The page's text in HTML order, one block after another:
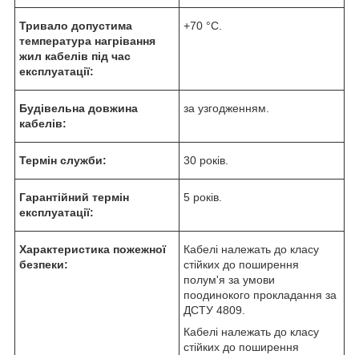
Тривало допустима
температура нагрівання
жил кабелів під час
експлуатації:
+70 °С.
Будівельна довжина
кабелів:
за узгодженням.
Термін служби: 30 років.
Гарантійний термін
експлуатації:
5 років.
Характеристика пожежної
безпеки:
Кабелі належать до класу
стійких до поширення
полум'я за умови
поодинокого прокладання за
ДСТУ 4809.
Кабелі належать до класу
стійких до поширення